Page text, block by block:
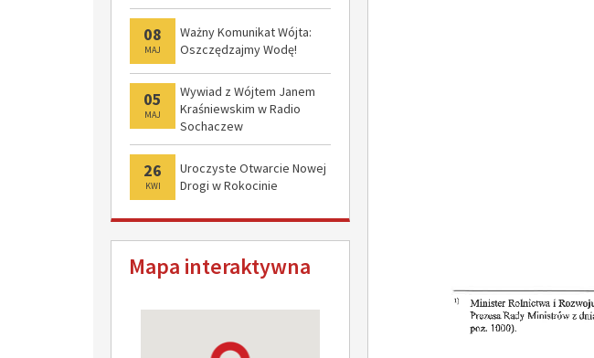
08
MAJ
Ważny Komunikat Wójta:
Oszczędzajmy Wodę!
05
MAJ
Wywiad z Wójtem Janem
Kraśniewskim w Radio
Sochaczew
26
KWI
Uroczyste Otwarcie Nowej
Drogi w Rokocinie
Mapa interaktywna